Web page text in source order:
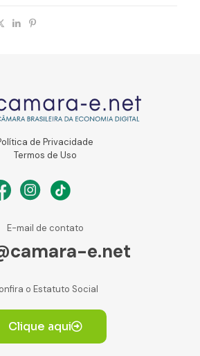
de Privacidade
Termos de Uso
E-mail de contato
e.net
o Estatuto Social
Clique aqui